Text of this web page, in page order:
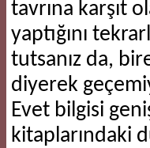
tavrına karşıt
yaptığını
tutsanız da,
diyerek
​Evet bilgisi
kitaplarındaki